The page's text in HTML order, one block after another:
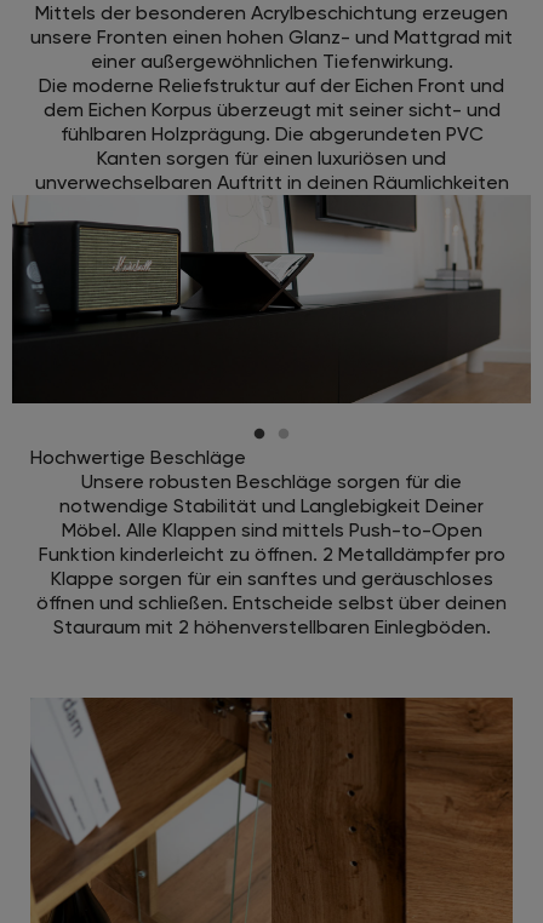
Mittels der besonderen Acrylbeschichtung erzeugen
unsere Fronten einen hohen Glanz- und Mattgrad mit
einer außergewöhnlichen Tiefenwirkung.
Die moderne Reliefstruktur auf der Eichen Front und
dem Eichen Korpus überzeugt mit seiner sicht- und
fühlbaren Holzprägung. Die abgerundeten PVC
Kanten sorgen für einen luxuriösen und
unverwechselbaren Auftritt in deinen Räumlichkeiten
Hochwertige Beschläge
Unsere robusten Beschläge sorgen für die
notwendige Stabilität und Langlebigkeit Deiner
Möbel. Alle Klappen sind mittels Push-to-Open
Funktion kinderleicht zu öffnen. 2 Metalldämpfer pro
Klappe sorgen für ein sanftes und geräuschloses
öffnen und schließen. Entscheide selbst über deinen
Stauraum mit 2 höhenverstellbaren Einlegböden.